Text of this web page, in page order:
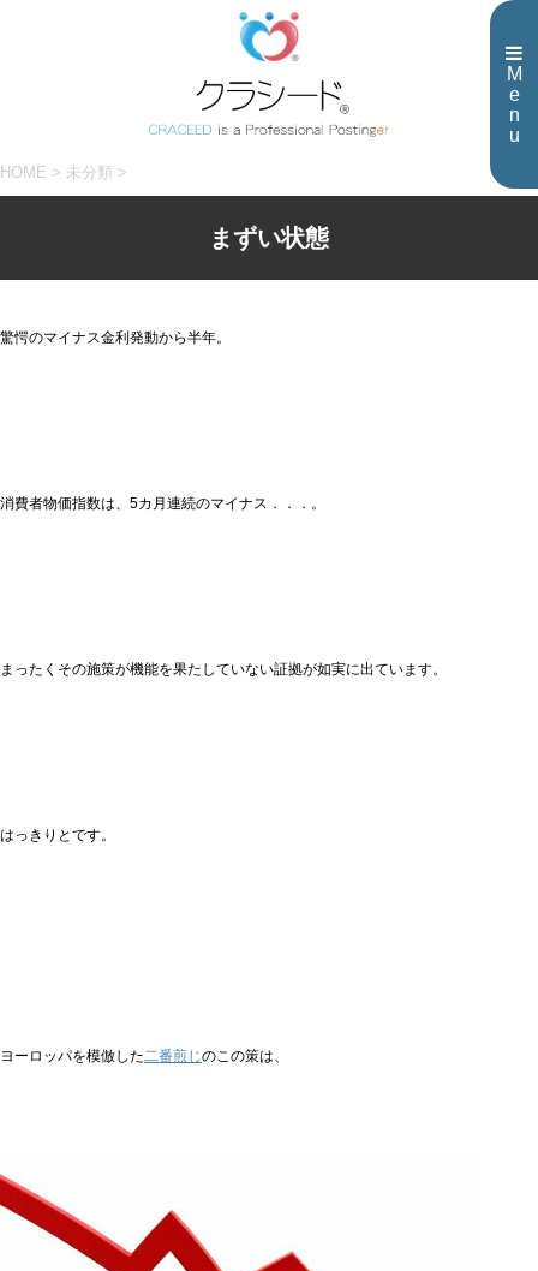
M
e
n
u
HOME > 未分類 >
まずい状態
驚愕のマイナス金利発動から半年。
消費者物価指数は、5カ月連続のマイナス．．．。
まったくその施策が機能を果たしていない証拠が如実に出ています。
はっきりとです。
ヨーロッパを模倣した二番煎じのこの策は、